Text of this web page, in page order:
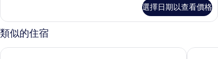
的
所
有
觀
的
詳
特
大
雙
人
雙
人
房,
張
選擇日期以查看價格
類似的住宿
城市商旅高雄真愛館 陽光大